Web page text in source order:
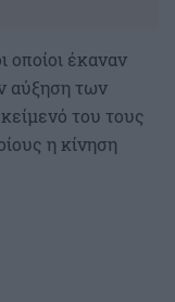
οποίοι έκαναν
αύξηση των
του τους
η κίνηση